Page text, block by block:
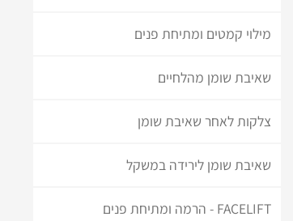
מילוי קמטים ומתיחת פנים
שאיבת שומן מהלחיים
צלקות לאחר שאיבת שומן
שאיבת שומן לירידה במשקל
FACELIFT - הרמה ומתיחת פנים